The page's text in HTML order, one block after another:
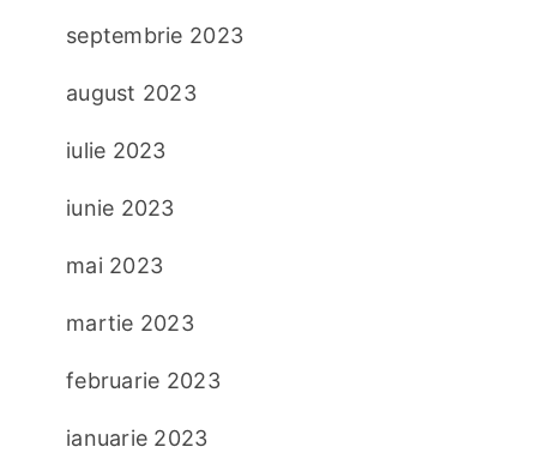
septembrie 2023
august 2023
iulie 2023
iunie 2023
mai 2023
martie 2023
februarie 2023
ianuarie 2023